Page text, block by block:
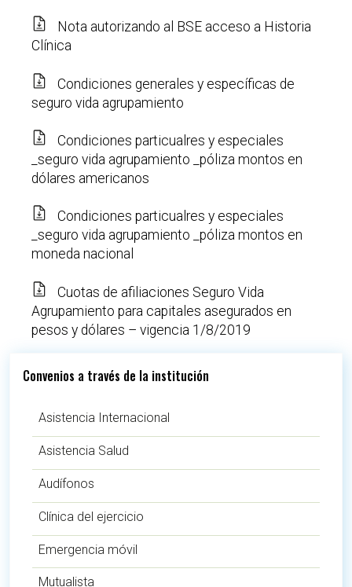
Nota autorizando al BSE acceso a Historia
Clínica
Condiciones generales y específicas de
seguro vida agrupamiento
Condiciones particualres y especiales
_seguro vida agrupamiento _póliza montos en
dólares americanos
Condiciones particualres y especiales
_seguro vida agrupamiento _póliza montos en
moneda nacional
Cuotas de afiliaciones Seguro Vida
Agrupamiento para capitales asegurados en
pesos y dólares – vigencia 1/8/2019
Convenios a través de la institución
Asistencia Internacional
Asistencia Salud
Audífonos
Clínica del ejercicio
Emergencia móvil
Mutualista